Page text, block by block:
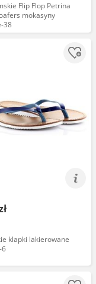
Flip Flop Petrina
mokasyny
38
klapki lakierowane
6